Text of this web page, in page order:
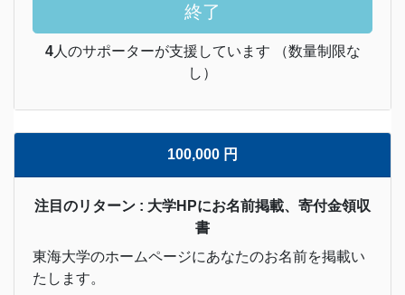
終了
4人のサポーターが支援しています （数量制限な
し）
100,000 円
注目のリターン : 大学HPにお名前掲載、寄付金領収
書
東海大学のホームページにあなたのお名前を掲載い
たします。